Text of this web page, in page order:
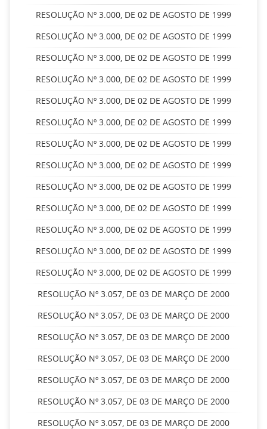
RESOLUÇÃO Nº 3.000, DE 02 DE AGOSTO DE 1999
RESOLUÇÃO Nº 3.000, DE 02 DE AGOSTO DE 1999
RESOLUÇÃO Nº 3.000, DE 02 DE AGOSTO DE 1999
RESOLUÇÃO Nº 3.000, DE 02 DE AGOSTO DE 1999
RESOLUÇÃO Nº 3.000, DE 02 DE AGOSTO DE 1999
RESOLUÇÃO Nº 3.000, DE 02 DE AGOSTO DE 1999
RESOLUÇÃO Nº 3.000, DE 02 DE AGOSTO DE 1999
RESOLUÇÃO Nº 3.000, DE 02 DE AGOSTO DE 1999
RESOLUÇÃO Nº 3.000, DE 02 DE AGOSTO DE 1999
RESOLUÇÃO Nº 3.000, DE 02 DE AGOSTO DE 1999
RESOLUÇÃO Nº 3.000, DE 02 DE AGOSTO DE 1999
RESOLUÇÃO Nº 3.000, DE 02 DE AGOSTO DE 1999
RESOLUÇÃO Nº 3.000, DE 02 DE AGOSTO DE 1999
RESOLUÇÃO Nº 3.057, DE 03 DE MARÇO DE 2000
RESOLUÇÃO Nº 3.057, DE 03 DE MARÇO DE 2000
RESOLUÇÃO Nº 3.057, DE 03 DE MARÇO DE 2000
RESOLUÇÃO Nº 3.057, DE 03 DE MARÇO DE 2000
RESOLUÇÃO Nº 3.057, DE 03 DE MARÇO DE 2000
RESOLUÇÃO Nº 3.057, DE 03 DE MARÇO DE 2000
RESOLUÇÃO Nº 3.057, DE 03 DE MARÇO DE 2000